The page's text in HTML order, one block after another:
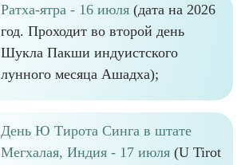
Ратха-ятра - 16 июля (дата на 2026
год. Проходит во второй день
Шукла Пакши индуистского
лунного месяца Ашадха);
День Ю Тирота Синга в штате
Мегхалая, Индия - 17 июля (U Tirot